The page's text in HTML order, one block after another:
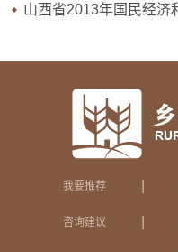
山西省2013年国民经济
我要推荐
咨询建议